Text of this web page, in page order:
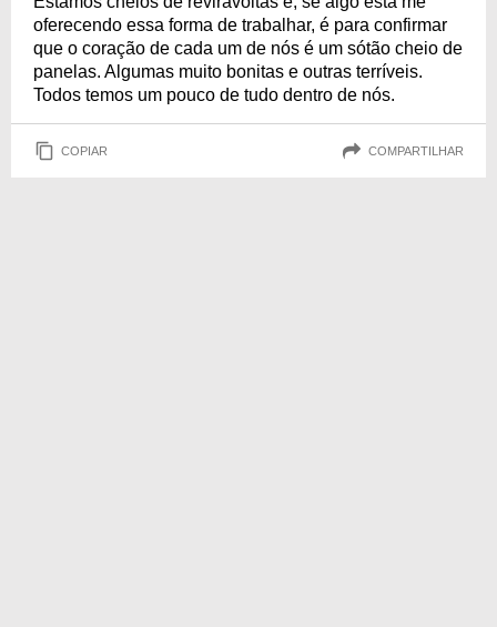
oferecendo essa forma de trabalhar, é para confirmar
que o coração de cada um de nós é um sótão cheio de
panelas. Algumas muito bonitas e outras terríveis.
Todos temos um pouco de tudo dentro de nós.
COPIAR COMPARTILHAR